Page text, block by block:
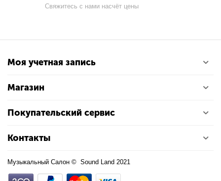
Свяжитесь с нами насчёт цены
Моя учетная запись
Магазин
Покупательский сервис
Контакты
Музыкальный Салон © Sound Land 2021